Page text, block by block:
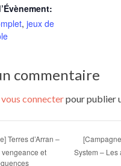
, jeux de
commentaire
vous connecterpour publier
Terres d’Arran –
et
System – Les